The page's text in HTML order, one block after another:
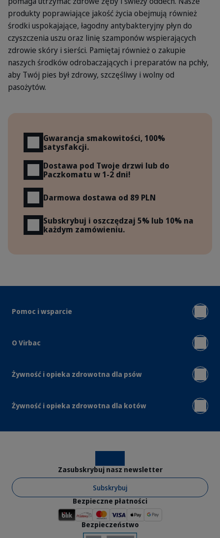
produkty poprawiające jakość życia obejmują również
środki uspokajające, łagodny antybakteryjny płyn do
czyszczenia uszu oraz linię szamponów wspierających
zdrowie skóry i sierści. Pamiętaj również o zakupie
naszych środków odrobaczających i preparatów na pchły,
aby Twój pies był zdrowy, szczęśliwy i wolny od
pasożytów.
Gwarancja smakowitości, 100%
satysfakcji.
Dostawa pod Twoje drzwi lub do
Paczkomatu w 1-2 dni!
Darmowa dostawa od 89 PLN
Subskrybuj i oszczędzaj 5% lub 10% na
każdym zamówieniu.
Pomoc i wsparcie
O Virbac
Żywność i opieka zdrowotna dla psów
Żywność i opieka zdrowotna dla kotów
Zasubskrybuj nasz newsletter
Subskrybuj
Bezpieczne płatności
Bezpieczeństwo